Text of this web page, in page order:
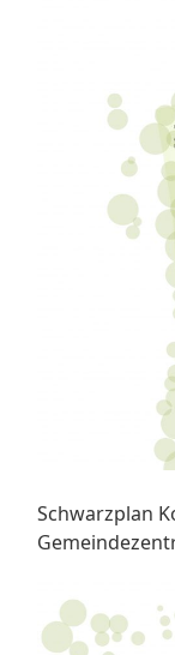
Schwarzplan